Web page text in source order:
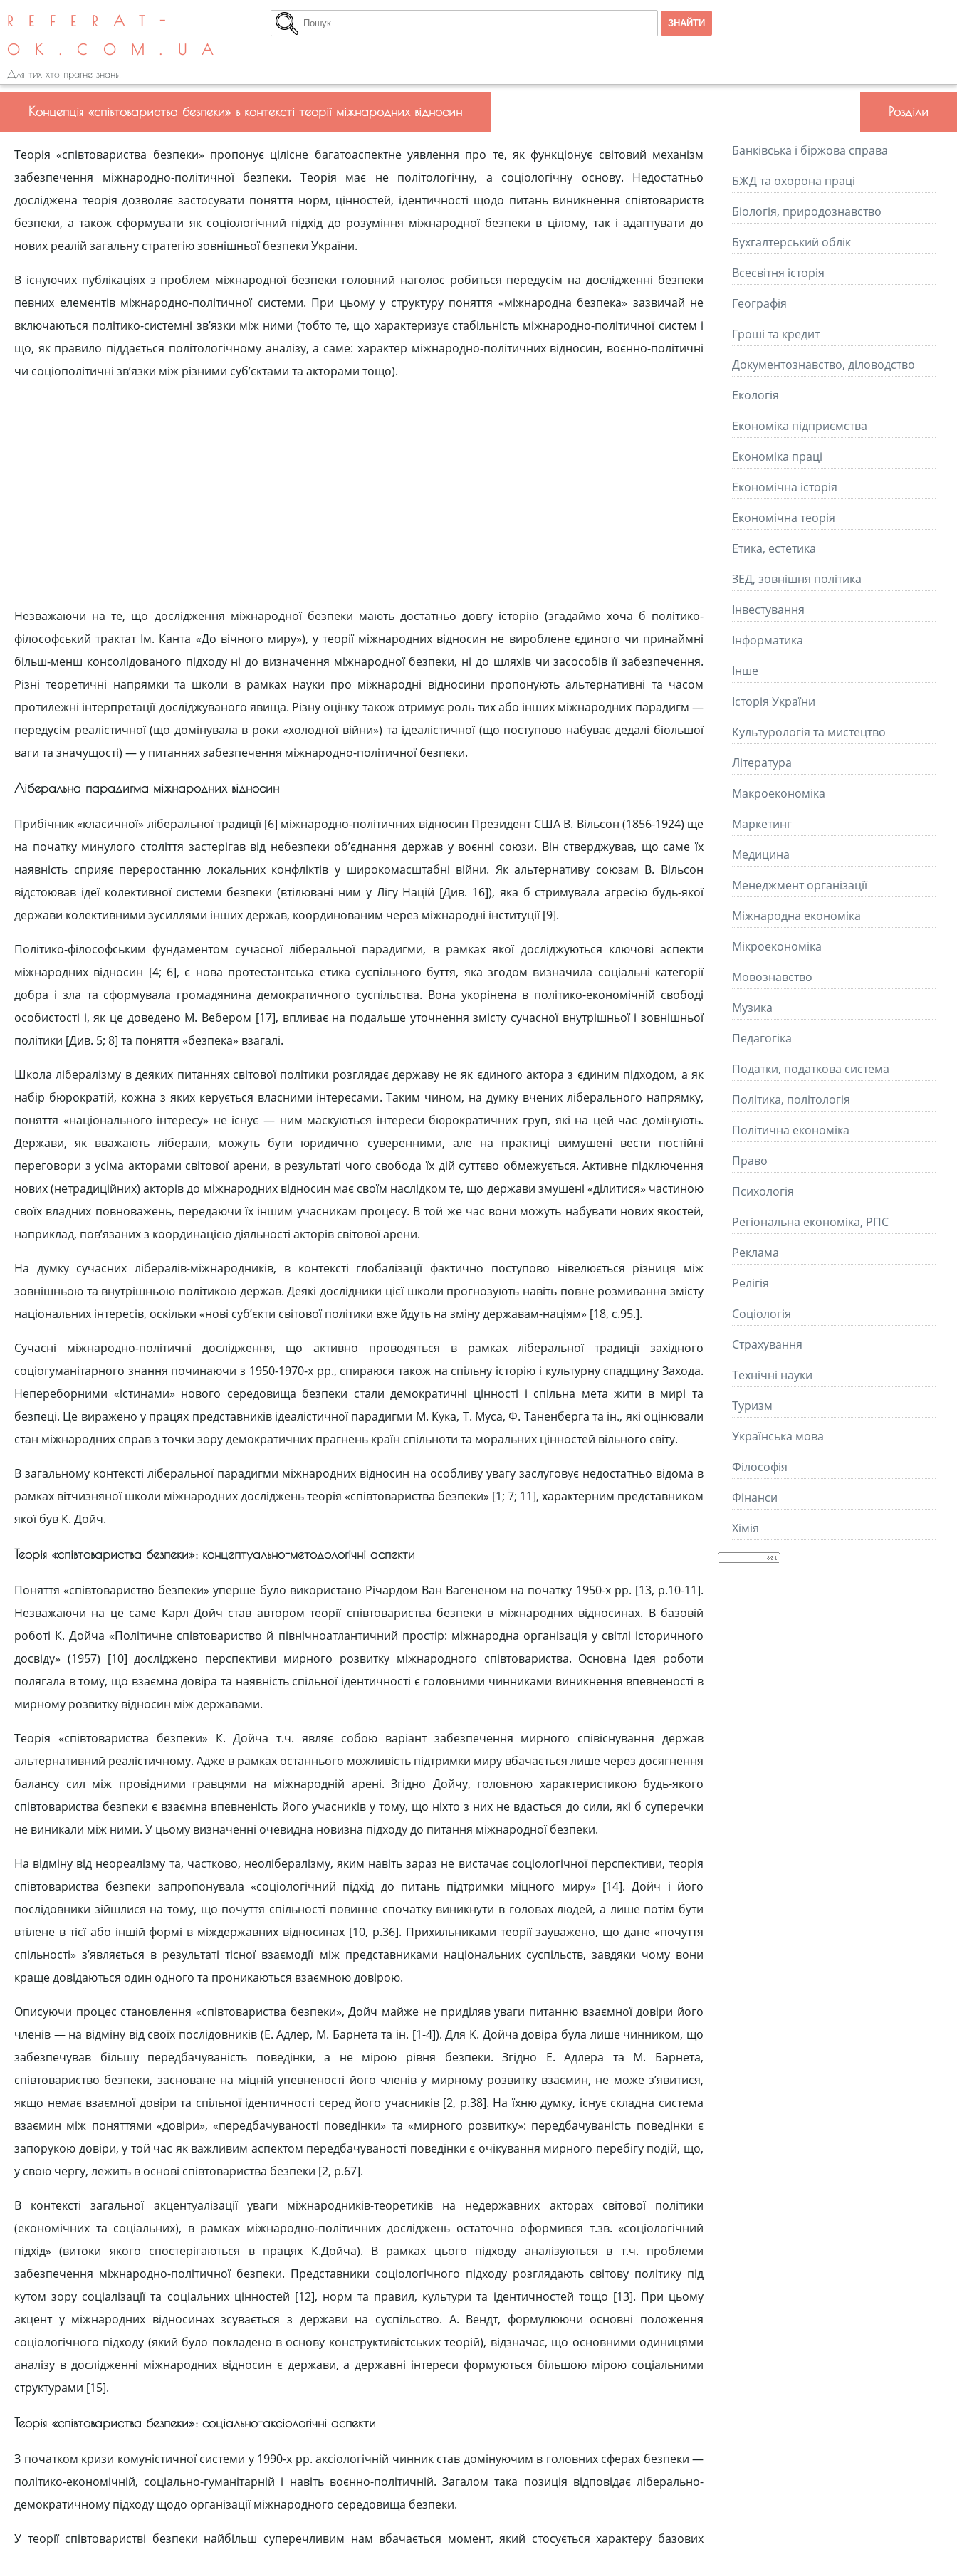
REFERAT-
OK.COM.UA
Для тих хто прагне знань!
Концепція «співтовариства безпеки» в контексті теорії міжнародних відносин
Теорія «співтовариства безпеки» пропонує цілісне багатоаспектне уявлення про те, як функціонує світовий механізм
забезпечення міжнародно-політичної безпеки. Теорія має не політологічну, а соціологічну основу. Недостатньо
досліджена теорія дозволяє застосувати поняття норм, цінностей, ідентичності щодо питань виникнення співтовариств
безпеки, а також сформувати як соціологічний підхід до розуміння міжнародної безпеки в цілому, так і адаптувати до
нових реалій загальну стратегію зовнішньої безпеки України.
В існуючих публікаціях з проблем міжнародної безпеки головний наголос робиться передусім на дослідженні безпеки
певних елементів міжнародно-політичної системи. При цьому у структуру поняття «міжнародна безпека» зазвичай не
включаються політико-системні зв’язки між ними (тобто те, що характеризує стабільність міжнародно-політичної систем і
що, як правило піддається політологічному аналізу, а саме: характер міжнародно-політичних відносин, воєнно-політичні
чи соціополітичні зв’язки між різними суб’єктами та акторами тощо).
Незважаючи на те, що дослідження міжнародної безпеки мають достатньо довгу історію (згадаймо хоча б політико-
філософський трактат Ім. Канта «До вічного миру»), у теорії міжнародних відносин не вироблене єдиного чи принаймні
більш-менш консолідованого підходу ні до визначення міжнародної безпеки, ні до шляхів чи засособів її забезпечення.
Різні теоретичні напрямки та школи в рамках науки про міжнародні відносини пропонують альтернативні та часом
протилежні інтерпретації досліджуваного явища. Різну оцінку також отримує роль тих або інших міжнародних парадигм —
передусім реалістичної (що домінувала в роки «холодної війни») та ідеалістичної (що поступово набуває дедалі біольшої
ваги та значущості) — у питаннях забезпечення міжнародно-політичної безпеки.
Ліберальна парадигма міжнародних відносин
Прибічник «класичної» ліберальної традиції [6] міжнародно-політичних відносин Президент США В. Вільсон (1856-1924) ще
на початку минулого століття застерігав від небезпеки об’єднання держав у воєнні союзи. Він стверджував, що саме їх
наявність сприяє переростанню локальних конфліктів у широкомасштабні війни. Як альтернативу союзам В. Вільсон
відстоював ідеї колективної системи безпеки (втілювані ним у Лігу Націй [Див. 16]), яка б стримувала агресію будь-якої
держави колективними зусиллями інших держав, координованим через міжнародні інституції [9].
Політико-філософським фундаментом сучасної ліберальної парадигми, в рамках якої досліджуються ключові аспекти
міжнародних відносин [4; 6], є нова протестантська етика суспільного буття, яка згодом визначила соціальні категорії
добра і зла та сформувала громадянина демократичного суспільства. Вона укорінена в політико-економічній свободі
особистості і, як це доведено М. Вебером [17], впливає на подальше уточнення змісту сучасної внутрішньої і зовнішньої
політики [Див. 5; 8] та поняття «безпека» взагалі.
Школа лібералізму в деяких питаннях світової політики розглядає державу не як єдиного актора з єдиним підходом, а як
набір бюрократій, кожна з яких керується власними інтересами. Таким чином, на думку вчених ліберального напрямку,
поняття «національного інтересу» не існує — ним маскуються інтереси бюрократичних груп, які на цей час домінують.
Держави, як вважають ліберали, можуть бути юридично суверенними, але на практиці вимушені вести постійні
переговори з усіма акторами світової арени, в результаті чого свобода їх дій суттєво обмежується. Активне підключення
нових (нетрадиційних) акторів до міжнародних відносин має своїм наслідком те, що держави змушені «ділитися» частиною
своїх владних повноважень, передаючи їх іншим учасникам процесу. В той же час вони можуть набувати нових якостей,
наприклад, пов’язаних з координацією діяльності акторів світової арени.
На думку сучасних лібералів-міжнародників, в контексті глобалізації фактично поступово нівелюється різниця між
зовнішньою та внутрішньою політикою держав. Деякі дослідники цієї школи прогнозують навіть повне розмивання змісту
національних інтересів, оскільки «нові суб’єкти світової політики вже йдуть на зміну державам-націям» [18, с.95.].
Сучасні міжнародно-політичні дослідження, що активно проводяться в рамках ліберальної традиції західного
соціогуманітарного знання починаючи з 1950-1970-х рр., спираюся також на спільну історію і культурну спадщину Захода.
Непереборними «істинами» нового середовища безпеки стали демократичні цінності і спільна мета жити в мирі та
безпеці. Це виражено у працях представників ідеалістичної парадигми М. Кука, Т. Муса, Ф. Таненберга та ін., які оцінювали
стан міжнародних справ з точки зору демократичних прагнень країн спільноти та моральних цінностей вільного світу.
В загальному контексті ліберальної парадигми міжнародних відносин на особливу увагу заслуговує недостатньо відома в
рамках вітчизняної школи міжнародних досліджень теорія «співтовариства безпеки» [1; 7; 11], характерним представником
якої був К. Дойч.
Теорія «співтовариства безпеки»: концептуально-методологічні аспекти
Поняття «співтовариство безпеки» уперше було використано Річардом Ван Вагененом на початку 1950-х рр. [13, р.10-11].
Незважаючи на це саме Карл Дойч став автором теорії співтовариства безпеки в міжнародних відносинах. В базовій
роботі К. Дойча «Політичне співтовариство й північноатлантичний простір: міжнародна організація у світлі історичного
досвіду» (1957) [10] досліджено перспективи мирного розвитку міжнародного співтовариства. Основна ідея роботи
полягала в тому, що взаємна довіра та наявність спільної ідентичності є головними чинниками виникнення впевненості в
мирному розвитку відносин між державами.
Теорія «співтовариства безпеки» К. Дойча т.ч. являє собою варіант забезпечення мирного співіснування держав
альтернативний реалістичному. Адже в рамках останнього можливість підтримки миру вбачається лише через досягнення
балансу сил між провідними гравцями на міжнародній арені. Згідно Дойчу, головною характеристикою будь-якого
співтовариства безпеки є взаємна впевненість його учасників у тому, що ніхто з них не вдасться до сили, які б суперечки
не виникали між ними. У цьому визначенні очевидна новизна підходу до питання міжнародної безпеки.
На відміну від неореалізму та, частково, неолібералізму, яким навіть зараз не вистачає соціологічної перспективи, теорія
співтовариства безпеки запропонувала «соціологічний підхід до питань підтримки міцного миру» [14]. Дойч і його
послідовники зійшлися на тому, що почуття спільності повинне спочатку виникнути в головах людей, а лише потім бути
втілене в тієї або іншій формі в міждержавних відносинах [10, р.36]. Прихильниками теорії зауважено, що дане «почуття
спільності» з’являється в результаті тісної взаємодії між представниками національних суспільств, завдяки чому вони
краще довідаються один одного та проникаються взаємною довірою.
Описуючи процес становлення «співтовариства безпеки», Дойч майже не приділяв уваги питанню взаємної довіри його
членів — на відміну від своїх послідовників (Е. Адлер, М. Барнета та ін. [1-4]). Для К. Дойча довіра була лише чинником, що
забезпечував більшу передбачуваність поведінки, а не мірою рівня безпеки. Згідно Е. Адлера та М. Барнета,
співтовариство безпеки, засноване на міцній упевненості його членів у мирному розвитку взаємин, не може з’явитися,
якщо немає взаємної довіри та спільної ідентичності серед його учасників [2, р.38]. На їхню думку, існує складна система
взаємин між поняттями «довіри», «передбачуваності поведінки» та «мирного розвитку»: передбачуваність поведінки є
запорукою довіри, у той час як важливим аспектом передбачуваності поведінки є очікування мирного перебігу подій, що,
у свою чергу, лежить в основі співтовариства безпеки [2, р.67].
В контексті загальної акцентуалізації уваги міжнародників-теоретиків на недержавних акторах світової політики
(економічних та соціальних), в рамках міжнародно-політичних досліджень остаточно оформився т.зв. «соціологічний
підхід» (витоки якого спостерігаються в працях К.Дойча). В рамках цього підходу аналізуються в т.ч. проблеми
забезпечення міжнародно-політичної безпеки. Представники соціологічного підходу розглядають світову політику під
кутом зору соціалізації та соціальних цінностей [12], норм та правил, культури та ідентичностей тощо [13]. При цьому
акцент у міжнародних відносинах зсувається з держави на суспільство. А. Вендт, формулюючи основні положення
соціологічного підходу (який було покладено в основу конструктивістських теорій), відзначає, що основними одиницями
аналізу в дослідженні міжнародних відносин є держави, а державні інтереси формуються більшою мірою соціальними
структурами [15].
Теорія «співтовариства безпеки»: соціально-аксіологічні аспекти
З початком кризи комуністичної системи у 1990-х рр. аксіологічній чинник став домінуючим в головних сферах безпеки —
політико-економічній, соціально-гуманітарній і навіть воєнно-політичній. Загалом така позиція відповідає ліберально-
демократичному підходу щодо організації міжнародного середовища безпеки.
У теорії співтоваристві безпеки найбільш суперечливим нам вбачається момент, який стосується характеру базових
Розділи
Банківська і біржова справа
БЖД та охорона праці
Біологія, природознавство
Бухгалтерський облік
Всесвітня історія
Географія
Гроші та кредит
Документознавство, діловодство
Екологія
Економіка підприємства
Економіка праці
Економічна історія
Економічна теорія
Етика, естетика
ЗЕД, зовнішня політика
Інвестування
Інформатика
Інше
Історія України
Культурологія та мистецтво
Літературa
Макроекономіка
Маркетинг
Медицина
Менеджмент організації
Міжнародна економіка
Мікроекономіка
Мовознавство
Музика
Педагогіка
Податки, податкова система
Політика, політологія
Політична економіка
Право
Психологія
Регіональна економіка, РПС
Реклама
Релігія
Соціологія
Страхування
Технічні науки
Туризм
Українська мова
Філософія
Фінанси
Хімія